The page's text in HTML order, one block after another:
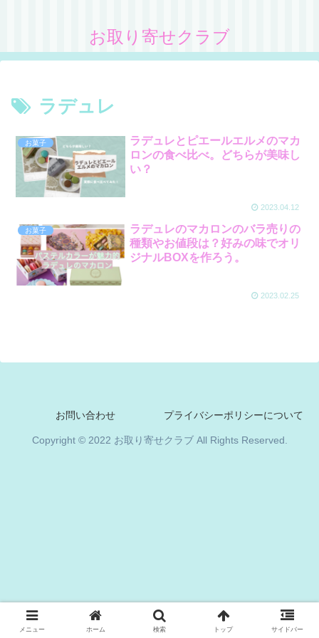
お取り寄せクラブ
ラデュレ
お菓子
ラデュレとピエールエルメのマカ
ロンの食べ比べ。どちらが美味し
い？
2023.04.12
お菓子
ラデュレのマカロンのバラ売りの
種類やお値段は？好みの味でオリ
ジナルBOXを作ろう。
2023.02.25
お問い合わせ プライバシーポリシーについて
Copyright © 2022 お取り寄せクラブ All Rights Reserved.
メニュー ホーム 検索 トップ サイドバー